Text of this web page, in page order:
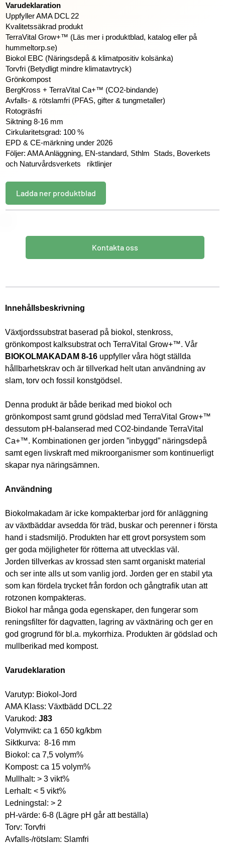
Varudeklaration
Uppfyller AMA DCL 22
Kvalitetssäkrad produkt
TerraVital Grow+™ (Läs mer i produktblad, katalog eller på
hummeltorp.se)
Biokol EBC (Näringsdepå & klimatpositiv kolsänka)
Torvfri (Betydligt mindre klimatavtryck)
Grönkompost
BergKross + TerraVital Ca+™ (CO2-bindande)
Avfalls- & rötslamfri (PFAS, gifter & tungmetaller)
Rotogräsfri
Siktning 8-16 mm
Cirkularitetsgrad: 100 %
EPD & CE-märkning under 2026
Följer: AMA Anläggning, EN-standard, Sthlm Stads, Boverkets
och Naturvårdsverkets riktlinjer
Ladda ner produktblad
Kontakta oss
Innehållsbeskrivning
Växtjordssubstrat baserad på biokol, stenkross,
grönkompost kalksubstrat och TerraVital Grow+™. Vår
BIOKOLMAKADAM 8-16 uppfyller våra högt ställda
hållbarhetskrav och är tillverkad helt utan användning av
slam, torv och fossil konstgödsel.
Denna produkt är både berikad med biokol och
grönkompost samt grund gödslad med TerraVital Grow+™
dessutom pH-balanserad med CO2-bindande TerraVital
Ca+™. Kombinationen ger jorden ”inbyggd” näringsdepå
samt egen livskraft med mikroorganismer som kontinuerligt
skapar nya näringsämnen.
Användning
Biokolmakadam är icke kompakterbar jord för anläggning
av växtbäddar avsedda för träd, buskar och perenner i första
hand i stadsmiljö. Produkten har ett grovt porsystem som
ger goda möjligheter för rötterna att utvecklas väl.
Jorden tillverkas av krossad sten samt organiskt material
och ser inte alls ut som vanlig jord. Jorden ger en stabil yta
som kan fördela trycket från fordon och gångtrafik utan att
rotzonen kompakteras.
Biokol har många goda egenskaper, den fungerar som
reningsfilter för dagvatten, lagring av växtnäring och ger en
god grogrund för bl.a. mykorrhiza. Produkten är gödslad och
mullberikad med kompost.
Varudeklaration
Varutyp: Biokol-Jord
AMA Klass: Växtbädd DCL.22
Varukod: J83
Volymvikt: ca 1 650 kg/kbm
Siktkurva:  8-16 mm
Biokol: ca 7,5 volym%
Kompost: ca 15 volym%
Mullhalt: > 3 vikt%
Lerhalt: < 5 vikt%
Ledningstal: > 2
pH-värde: 6-8 (Lägre pH går att beställa)
Torv: Torvfri
Avfalls-/rötslam: Slamfri